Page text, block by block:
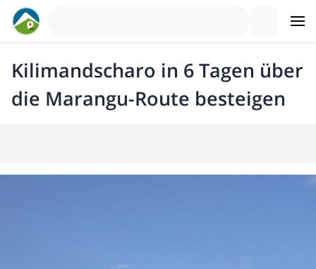
Kilimandscharo in 6 Tagen über
die Marangu-Route besteigen